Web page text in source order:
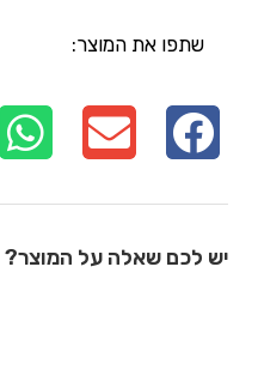
שתפו את המוצר:
יש לכם שאלה על המוצר?